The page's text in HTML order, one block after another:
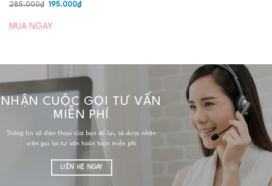
285.000₫
Giá
285.000₫.
195.000₫Giá
MUA NGAY
NHẬN CUỘC GỌI TƯ VẤN
MIỄN PHÍ
Thông tin số điện thoại của bạn để lại, sẽ được nhân
viên gọi lại tư vấn hoàn toàn miễn phí
LIÊN HỆ NGAY